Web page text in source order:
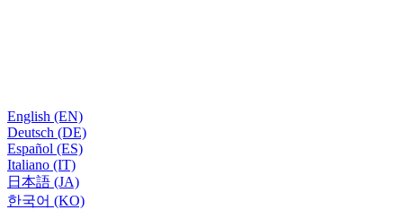
English (EN)
Deutsch (DE)
Español (ES)
Italiano (IT)
日本語 (JA)
한국어 (KO)